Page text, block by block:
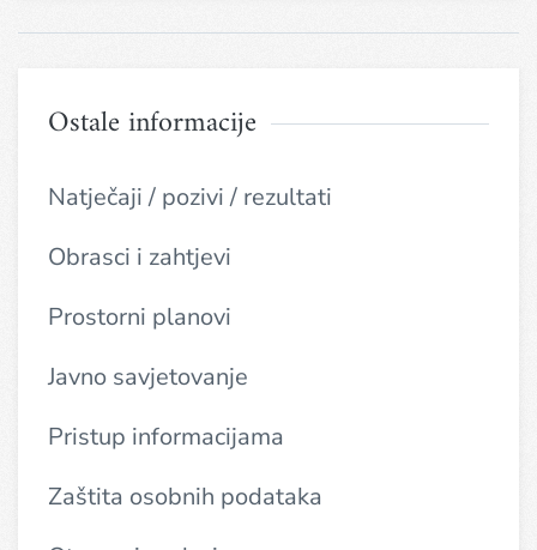
Ostale informacije
Natječaji / pozivi / rezultati
Obrasci i zahtjevi
Prostorni planovi
Javno savjetovanje
Pristup informacijama
Zaštita osobnih podataka